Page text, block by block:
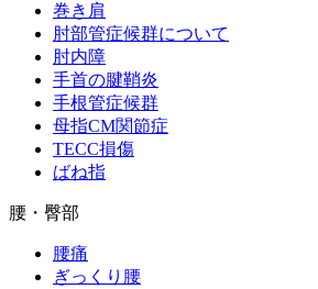
巻き肩
肘部管症候群について
肘内障
手首の腱鞘炎
手根管症候群
母指CM関節症
TECC損傷
ばね指
腰・臀部
腰痛
ぎっくり腰